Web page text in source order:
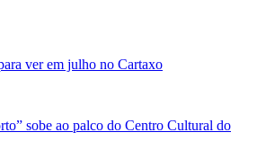
ver em julho no Cartaxo
sobe ao palco do Centro Cultural do